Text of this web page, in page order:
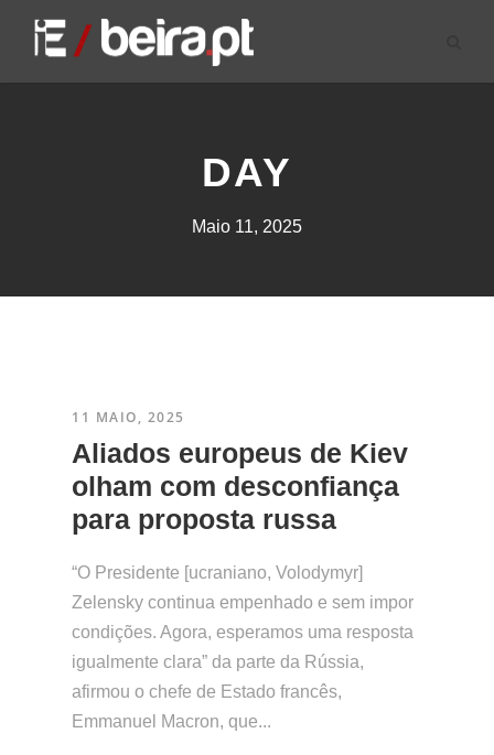
DAY
Maio 11, 2025
11 MAIO, 2025
​Aliados europeus de Kiev
olham com desconfiança
para proposta russa
“O Presidente [ucraniano, Volodymyr]
Zelensky continua empenhado e sem impor
condições. Agora, esperamos uma resposta
igualmente clara” da parte da Rússia,
afirmou o chefe de Estado francês,
Emmanuel Macron, que...